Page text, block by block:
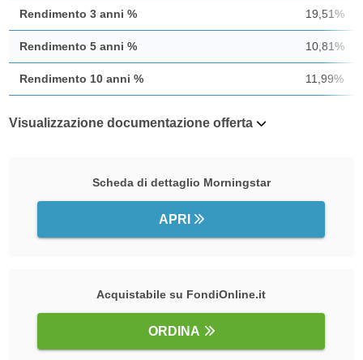
Rendimento 3 anni % 19,51%
Rendimento 5 anni % 10,81%
Rendimento 10 anni % 11,99%
Visualizzazione documentazione offerta
Scheda di dettaglio Morningstar
APRI
Acquistabile su FondiOnline.it
ORDINA